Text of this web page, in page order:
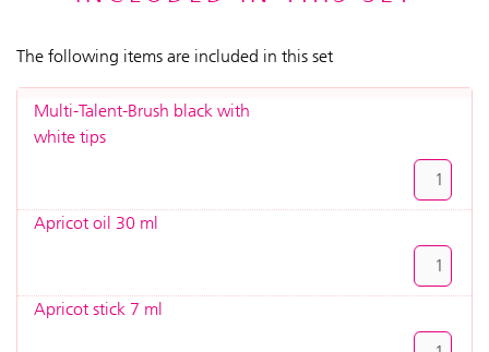
The following items are included in this set
Multi-Talent-Brush black with
white tips
Apricot oil 30 ml
Apricot stick 7 ml